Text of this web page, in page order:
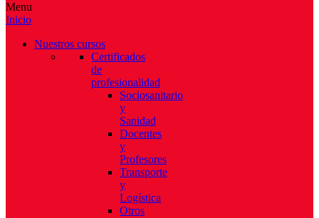
Menu
Inicio
Nuestros cursos
Certificados
de
profesionalidad
Sociosanitario
y
Sanidad
Docentes
y
Profesores
Transporte
y
Logística
Otros